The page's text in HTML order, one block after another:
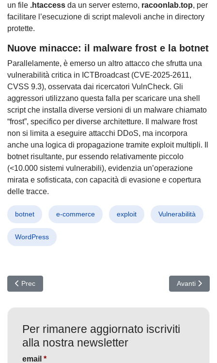
un file .htaccess da un server esterno, racoonlab.top, per
facilitare l’esecuzione di script malevoli anche in directory
protette.
Nuove minacce: il malware frost e la botnet
Parallelamente, è emerso un altro attacco che sfrutta una
vulnerabilità critica in ICTBroadcast (CVE-2025-2611,
CVSS 9.3), osservata dai ricercatori VulnCheck. Gli
aggressori utilizzano questa falla per scaricare una shell
script che installa diverse versioni di un malware chiamato
“frost”, specifico per diverse architetture. Il malware frost
non si limita a eseguire attacchi DDoS, ma incorpora
anche una logica di propagazione tramite exploit multipli. Il
botnet risultante, pur essendo relativamente piccolo
(<10.000 sistemi vulnerabili), evidenzia un’operazione
mirata e sofisticata, con capacità di evasione e copertura
delle tracce.
botnet e-commerce exploit Vulnerabilità
WordPress
Articolo precedente: WinRAR sotto attacco: Nuova falla CVE-
Prec Articolo
Avanti
Per rimanere aggiornato iscriviti
alla nostra newsletter
email *